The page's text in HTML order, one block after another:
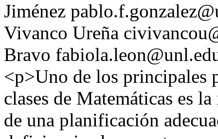
Jiménez
Vivanco Ureña
Bravo
<p>Uno de los principales
clases de Matemáticas es
de una planificación